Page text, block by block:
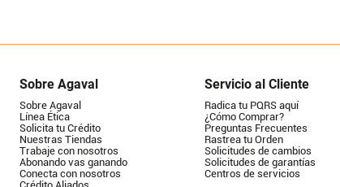
Sobre Agaval
Sobre Agaval
Línea Ética
Solicita tu Crédito
Nuestras Tiendas
Trabaje con nosotros
Abonando vas ganando
Conecta con nosotros
Servicio al Cliente
Radica tu PQRS aquí
¿Cómo Comprar?
Preguntas Frecuentes
Rastrea tu Orden
Solicitudes de cambios
Solicitudes de garantías
Centros de servicios